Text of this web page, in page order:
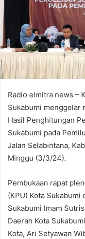
Radio elmitra news –
Sukabumi menggelar
Hasil Penghitungan
Sukabumi pada
Jalan Selabintana,
Minggu (3/3/24).
Pembukaan rapat
(KPU) Kota Sukabumi
Sukabumi Imam
Daerah Kota
Kota, Ari Setyawan